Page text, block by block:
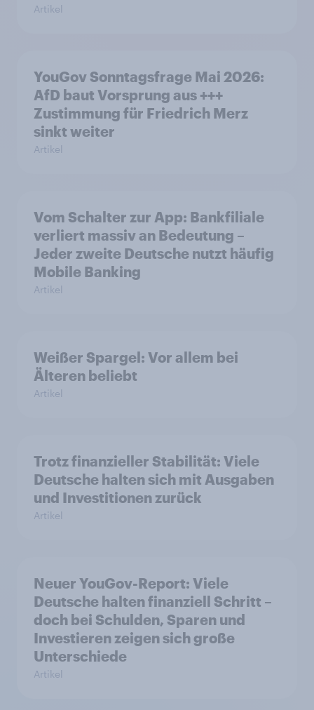
Artikel
YouGov Sonntagsfrage Mai 2026:
AfD baut Vorsprung aus +++
Zustimmung für Friedrich Merz
sinkt weiter
Artikel
Vom Schalter zur App: Bankfiliale
verliert massiv an Bedeutung –
Jeder zweite Deutsche nutzt häufig
Mobile Banking
Artikel
Weißer Spargel: Vor allem bei
Älteren beliebt
Artikel
Trotz finanzieller Stabilität: Viele
Deutsche halten sich mit Ausgaben
und Investitionen zurück
Artikel
Neuer YouGov-Report: Viele
Deutsche halten finanziell Schritt –
doch bei Schulden, Sparen und
Investieren zeigen sich große
Unterschiede
Artikel